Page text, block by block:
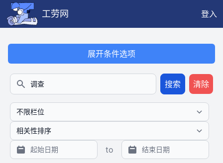
工劳网
登入
展开条件选项
搜索
搜索 清除
to